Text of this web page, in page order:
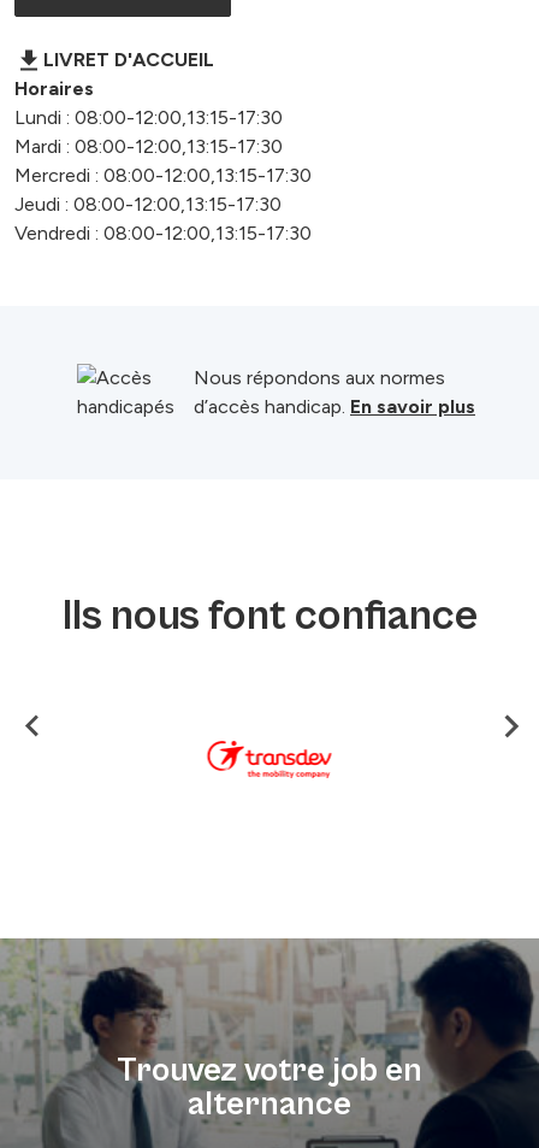
LIVRET D'ACCUEIL
Horaires
Lundi : 08:00-12:00,13:15-17:30
Mardi : 08:00-12:00,13:15-17:30
Mercredi : 08:00-12:00,13:15-17:30
Jeudi : 08:00-12:00,13:15-17:30
Vendredi : 08:00-12:00,13:15-17:30
Nous répondons aux normes
d’accès handicap. En savoir plus
Ils nous font confiance
Trouvez votre job en
alternance